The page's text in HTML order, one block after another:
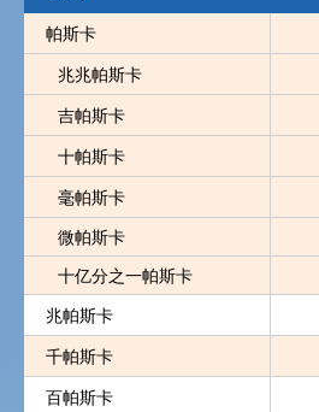
帕斯卡
兆兆帕斯卡
吉帕斯卡
十帕斯卡
毫帕斯卡
微帕斯卡
十亿分之一帕斯卡
兆帕斯卡
千帕斯卡
百帕斯卡